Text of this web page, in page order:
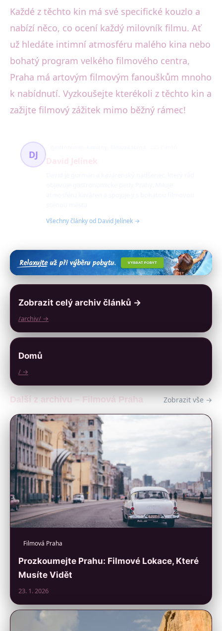
Každé z těchto kin má své specifické kouzlo a
nabízí něco, co ocení každý milovník filmu. Ať
už hledáte intimní atmosféru malého kina nebo
bohatý program velkého filmového centra,
Praha má artovým filmovým fanouškům mnoho
k nabídnutí. Vyzkoušejte kterékoli z těchto kin a
zažijte filmový zážitek mimo běžný rámec!
DJ
Všechny články od David Jelínek →
Zobrazit celý archiv článků →
/archiv/ →
Domů
/ →
Další z archivu – Filmová Praha Zobrazit vše →
Filmová Praha
Prozkoumejte Prahu: Filmové Lokace, Které
Musíte Vidět
23. 1. 2026